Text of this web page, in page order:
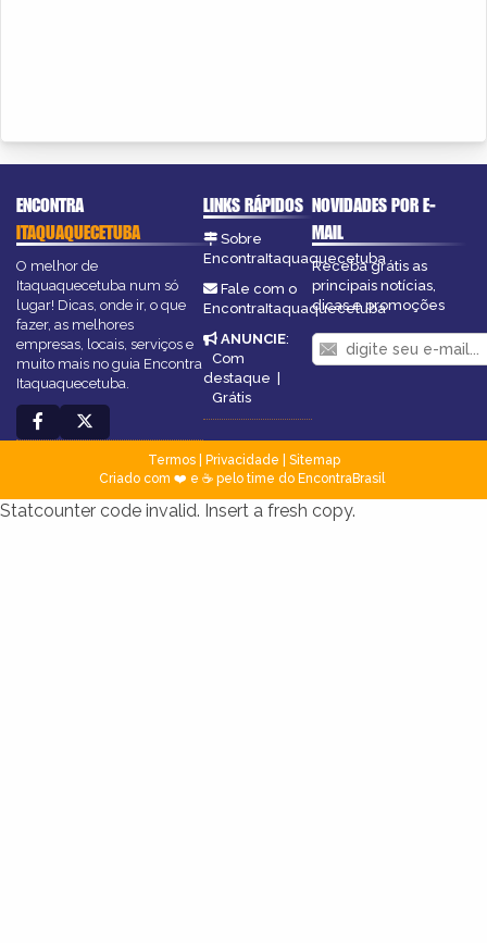
ENCONTRA
ITAQUAQUECETUBA
O melhor de
Itaquaquecetuba num só
lugar! Dicas, onde ir, o que
fazer, as melhores
empresas, locais, serviços e
muito mais no guia Encontra
Itaquaquecetuba.
LINKS RÁPIDOS
Sobre
EncontraItaquaquecetuba
Fale com o
EncontraItaquaquecetuba
ANUNCIE:
Com
destaque |
Grátis
NOVIDADES POR E-
MAIL
Receba grátis as
principais notícias,
dicas e promoções
Termos| Privacidade
Sitemap
Criado com ❤️ e ☕ pelo time do EncontraBrasil
Statcounter code invalid. Insert a fresh copy.